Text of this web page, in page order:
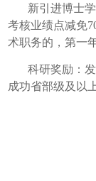
新引进博士
考核业绩点减免
术职务的，第一
科研奖励：
成功省部级及以